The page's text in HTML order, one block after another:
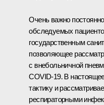
Очень важно
обследуемых
государственным
позволяющее
с внебольничной
COVID-19. В
тактику и
респираторными